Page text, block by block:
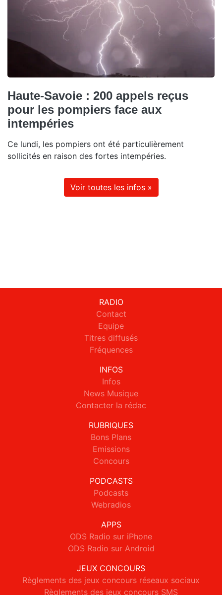
Haute-Savoie : 200 appels reçus
pour les pompiers face aux
intempéries
Ce lundi, les pompiers ont été particulièrement
sollicités en raison des fortes intempéries.
Voir toutes les infos »
RADIO
Contact
Equipe
Titres diffusés
Fréquences
INFOS
Infos
News Musique
Contacter la rédac
RUBRIQUES
Bons Plans
Emissions
Concours
PODCASTS
Podcasts
Webradios
APPS
ODS Radio sur iPhone
ODS Radio sur Android
JEUX CONCOURS
Règlements des jeux concours réseaux sociaux
Règlements des jeux concours SMS